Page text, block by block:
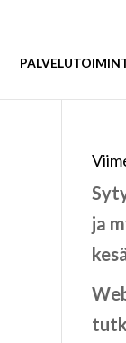
ja